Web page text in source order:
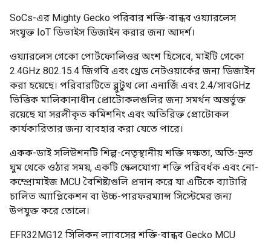
SoCs-এর Mighty Gecko পরিবার শক্তি-বান্ধব ওয়্যারলেস
সংযুক্ত IoT ডিভাইস ডিজাইন করার জন্য আদর্শ।
ওয়্যারলেস গেকো পোর্টফোলিওর অংশ হিসেবে, মাইটি গেকো
2.4GHz 802.15.4 জিগবি এবং থ্রেড নেটওয়ার্কের জন্য ডিজাইন
করা হয়েছে। পরিবারটিতে ব্লুটুথ লো এনার্জি এবং 2.4/সাবGHz
ভিত্তিক মালিকানাধীন প্রোটোকলগুলির জন্য সমর্থন অন্তর্ভুক্ত
রয়েছে যা সরলীকৃত কমিশনিং এবং অতিরিক্ত প্রোটোকল
কার্যকারিতার জন্য ব্যবহার করা যেতে পারে।
একক-ডাই সলিউশনটি শিল্প-নেতৃস্থানীয় শক্তি দক্ষতা, অতি-দ্রুত
ঘুম থেকে ওঠার সময়, একটি স্কেলযোগ্য শক্তি পরিবর্ধক এবং নো-
কম্প্রোমাইজ MCU বৈশিষ্ট্যগুলি প্রদান করে যা এটিকে ব্যাটারি
চালিত অ্যাপ্লিকেশন বা উচ্চ-পারফরম্যান্স সিস্টেমের জন্য
উপযুক্ত করে তোলে।
EFR32MG12 সিলিকন ল্যাবসের শক্তি-বান্ধব Gecko MCU